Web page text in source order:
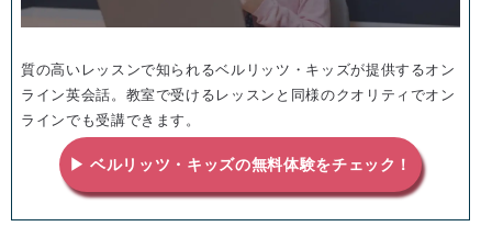
質の高いレッスンで知られるベルリッツ・キッズが提供するオン
ライン英会話。教室で受けるレッスンと同様のクオリティでオン
ラインでも受講できます。
▶ ベルリッツ・キッズの無料体験をチェック！